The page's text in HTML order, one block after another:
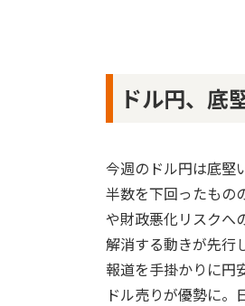
ドル円、底
今週のドル円は底堅
半数を下回ったもの
や財政悪化リスクへ
解消する動きが先行
報道を手掛かりに円
ドル売りが優勢に。